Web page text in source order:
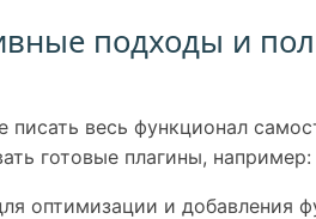
подходы и
писать весь функционал
готовые плагины, например:
оптимизации и добавления